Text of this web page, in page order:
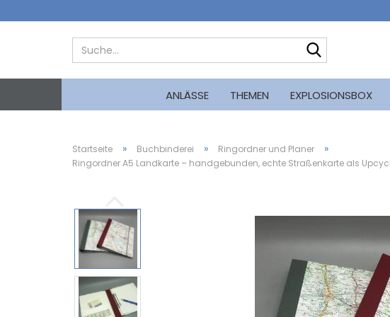
ANLÄSSE THEMEN EXPLOSIONSBOX
Startseite » Buchbinderei » Ringordner und Planer »
Ringordner A5 Landkarte – handgebunden, echte Straßenkarte als